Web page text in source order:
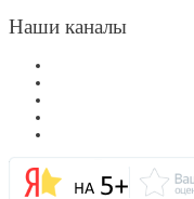
Наши каналы